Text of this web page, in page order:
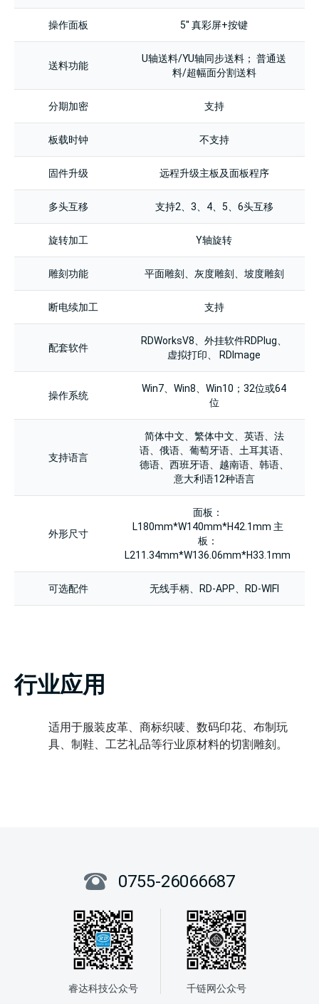
操作面板 5'' 真彩屏+按键
送料功能
U轴送料/YU轴同步送料； 普通送
料/超幅面分割送料
分期加密 支持
板载时钟 不支持
固件升级 远程升级主板及面板程序
多头互移 支持2、3、4、5、6头互移
旋转加工 Y轴旋转
雕刻功能 平面雕刻、灰度雕刻、坡度雕刻
断电续加工 支持
配套软件
RDWorksV8、外挂软件RDPlug、
虚拟打印、 RDImage
操作系统
Win7、Win8、Win10；32位或64
位
支持语言
简体中文、繁体中文、英语、法
语、俄语、葡萄牙语、土耳其语、
德语、西班牙语、越南语、韩语、
意大利语12种语言
外形尺寸
面板：
L180mm*W140mm*H42.1mm 主
板：
L211.34mm*W136.06mm*H33.1mm
可选配件 无线手柄、RD-APP、RD-WIFI
行业应用
适用于服装皮革、商标织唛、数码印花、布制玩
具、制鞋、工艺礼品等行业原材料的切割雕刻。
0755-26066687
睿达科技公众号 千链网公众号